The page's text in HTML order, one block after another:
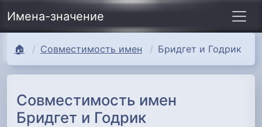
Имена-значение
🏠 Совместимость имен Бридгет и Годрик
Совместимость имен
Бридгет и Годрик